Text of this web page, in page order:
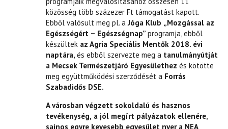
közösség több százezer Ft támogatást kapott.
Ebből valósult meg pl. aJóga Klub „Mozgással az
Egészségért – Egészségnap” programja, ebből
készültek az Agria Speciális Mentők 2018. évi
naptára, és ebből szervezte meg a tanulmányútját
a Mecsek Természetjáró Egyesülethez és kötötte
meg együttműködési szerződését a Forrás
Szabadidős DSE.
A városban végzett sokoldalú és hasznos
tevékenység, a jól megírt pályázatok ellenére,
sajnos egyre kevesebb egyesület nyer a NEA